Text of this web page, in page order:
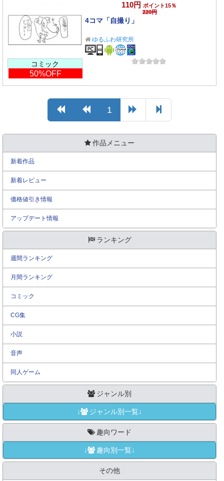
コミック
50%OFF
110円 ポイント15％
220円
4コマ「自撮り」
ゆるふわ研究所
1
作品メニュー
新着作品
新着レビュー
価格値引き情報
アップデート情報
ランキング
週間ランキング
月間ランキング
コミック
CG集
小説
音声
同人ゲーム
ジャンル別
↓ ジャンル別一覧↓
趣向ワード
↓ 趣向別一覧↓
その他